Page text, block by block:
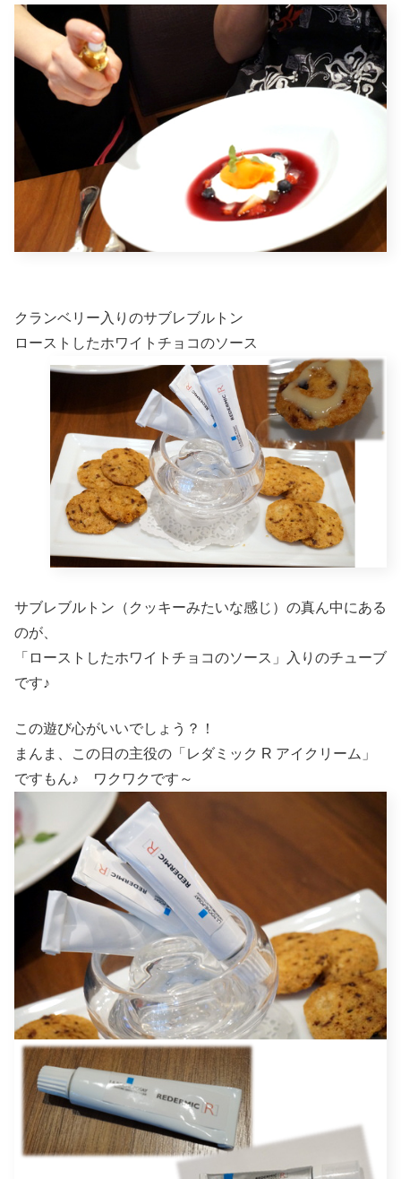
クランベリー入りのサブレブルトン
ローストしたホワイトチョコのソース
サブレブルトン（クッキーみたいな感じ）の真ん中にある
のが、
「ローストしたホワイトチョコのソース」入りのチューブ
です♪
この遊び心がいいでしょう？！
まんま、この日の主役の「レダミック R アイクリーム」
ですもん♪ ワクワクです～